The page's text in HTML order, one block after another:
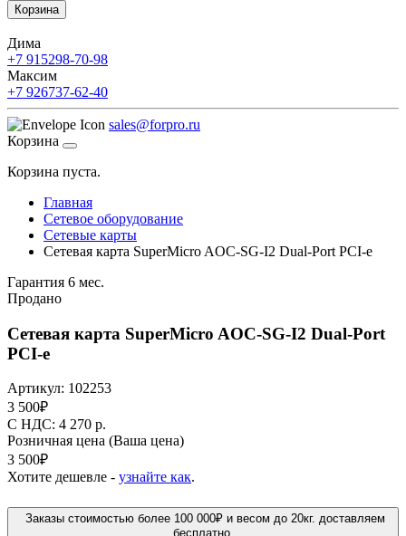
Корзина
Дима
+7 915298-70-98
Максим
+7 926737-62-40
sales@forpro.ru
Корзина
Корзина пуста.
Главная
Сетевое оборудование
Сетевые карты
Сетевая карта SuperMicro AOC-SG-I2 Dual-Port PCI-e
Гарантия 6 мес.
Продано
Сетевая карта SuperMicro AOC-SG-I2 Dual-Port
PCI-e
Артикул: 102253
3 500₽
C НДС: 4 270 р.
Розничная цена (Ваша цена)
3 500₽
Хотите дешевле - узнайте как.
Заказы стоимостью более 100 000₽ и весом до 20кг. доставляем
бесплатно.